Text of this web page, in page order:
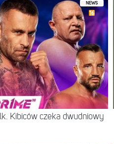
NEWS
Kibiców czeka dwudniowy